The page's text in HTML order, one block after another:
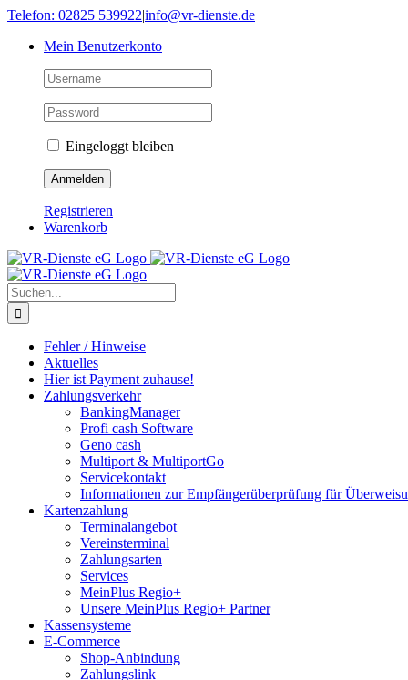
Skip
content
Telefon: 02825 539922|info@vr-dienste.de
Mein Benutzerkonto
Eingeloggt bleiben
Registrieren
Warenkorb
Suche
nach:
Fehler / Hinweise
Aktuelles
Hier ist Payment zuhause!
Zahlungsverkehr
BankingManager
Profi cash Software
Geno cash
Multiport & MultiportGo
Servicekontakt
Informationen zur Empfängerüberprüfung für
Kartenzahlung
Terminalangebot
Vereinsterminal
Zahlungsarten
Services
MeinPlus Regio+
Unsere MeinPlus Regio+ Partner
Kassensysteme
E-Commerce
Shop-Anbindung
Zahlungslink